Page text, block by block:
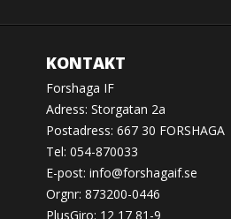
KONTAKT
Forshaga IF
Adress: Storgatan 2a
Postadress: 667 30 FORSHAGA
Tel: 054-870033
E-post:info@forshagaif.se
Orgnr: 873200-0446
PlusGiro: 12 17 81-9